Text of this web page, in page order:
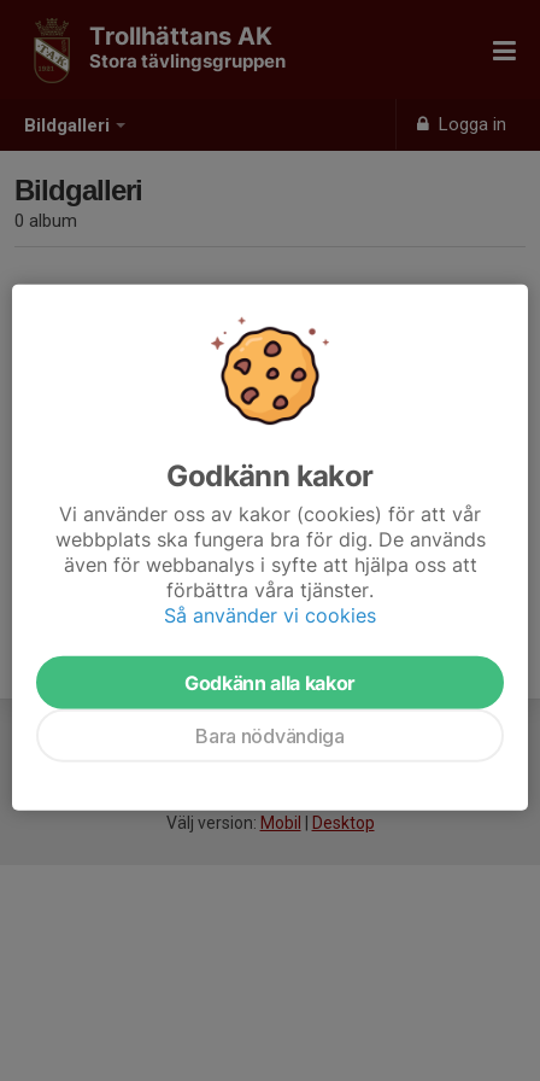
Bildgalleri Logga in
Trollhättans AK
Stora tävlingsgruppen
Bildgalleri
0 album
Inga album skapade
Välj version: Mobil Desktop
Godkänn kakor
Vi använder oss av kakor (cookies) för att vår
webbplats ska fungera bra för dig. De används
även för webbanalys i syfte att hjälpa oss att
förbättra våra tjänster.
Så använder vi cookies
Godkänn alla kakor
Bara nödvändiga